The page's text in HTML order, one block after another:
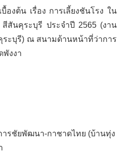
องต้น เรื่อง การเลี้ยงชันโรง ใน
สันคุระบุรี ประจำปี 2565 (งาน
ระบุรี) ณ สนามด้านหน้าที่ว่าการ
พังงา
ารชัยพัฒนา-กาชาดไทย (บ้านทุ่ง